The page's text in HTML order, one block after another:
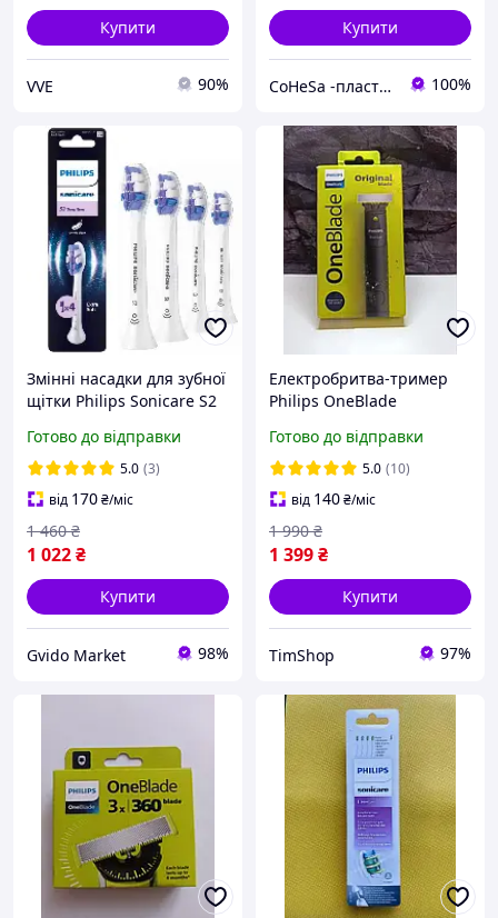
Купити
VVE 90%
Купити
CoHeSa -пластикові запчастини до побутової техніки,автомобілів та ін.3D друк та ливарне виробництво 100%
Змінні насадки для зубної
щітки Philips Sonicare S2
штуки сенситив
найм'якіші щетинки
Готово до відправки
5.0 (3)
від 170₴/міс
1 022₴
1 460 ₴
Купити
Gvido Market 98%
Електробритва-тример
Philips OneBlade
вологого гоління
Готово до відправки
5.0 (10)
від 140₴/міс
1 399₴
1 990 ₴
Купити
TimShop 97%